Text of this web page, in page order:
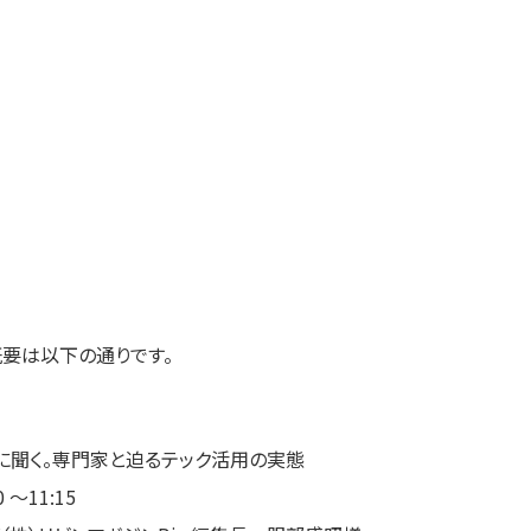
は以下の通りです。
。専門家と迫るテック活用の実態
～11:15